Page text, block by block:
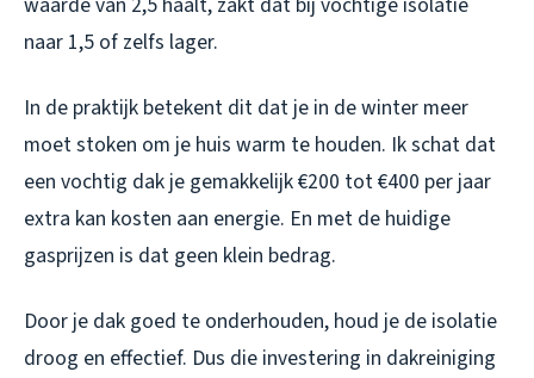
naar 1,5 of zelfs lager.
In de praktijk betekent dit dat je in de winter meer
moet stoken om je huis warm te houden. Ik schat dat
een vochtig dak je gemakkelijk €200 tot €400 per jaar
extra kan kosten aan energie. En met de huidige
gasprijzen is dat geen klein bedrag.
Door je dak goed te onderhouden, houd je de isolatie
droog en effectief. Dus die investering in dakreiniging